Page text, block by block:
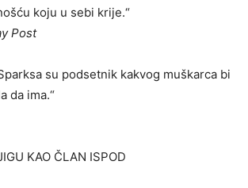
koju u sebi krije.“
Post
su podsetnik kakvog muškarca bi
da ima.“
KAO ČLAN ISPOD